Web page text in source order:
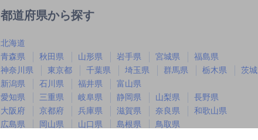
都道府県から探す
北海道
青森県
秋田県 山形県 岩手県 宮城県
福島県
神奈川県
東京都 千葉県 埼玉県 群馬県 栃木県
茨
新潟県
石川県 福井県
富山県
愛知県
三重県 岐阜県 静岡県 山梨県
長野県
大阪府
京都府 兵庫県 滋賀県 奈良県
和歌山県
広島県
岡山県 山口県 島根県
鳥取県